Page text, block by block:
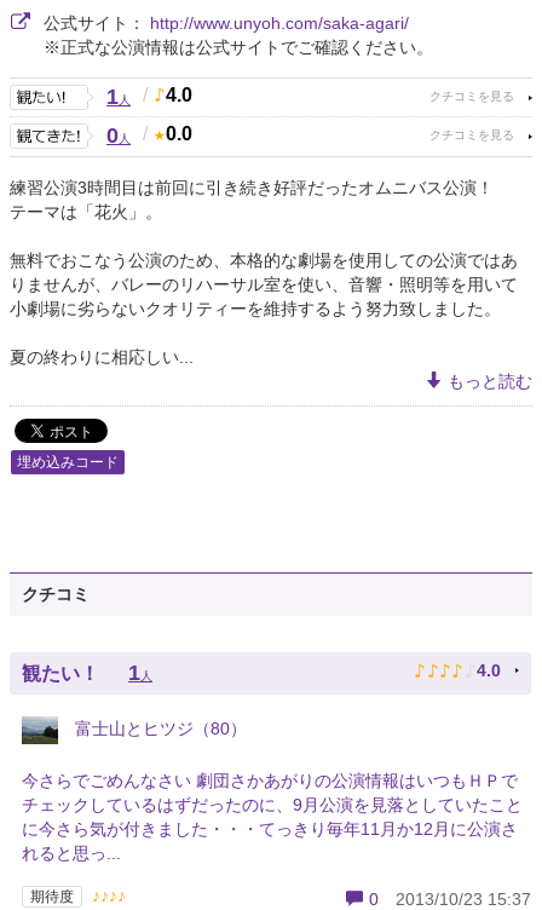
公式サイト： http://www.unyoh.com/saka-agari/
※正式な公演情報は公式サイトでご確認ください。
1人 / 4.0
0人 / 0.0
練習公演3時間目は前回に引き続き好評だったオムニバス公演！
テーマは「花火」。
無料でおこなう公演のため、本格的な劇場を使用しての公演ではあ
りませんが、バレーのリハーサル室を使い、音響・照明等を用いて
小劇場に劣らないクオリティーを維持するよう努力致しました。
夏の終わりに相応しい...
もっと読む
埋め込みコード
クチコミ
観たい！ 1人 ♪ ♪ ♪ ♪ ♪ 4.0
富士山とヒツジ（80）
今さらでごめんなさい 劇団さかあがりの公演情報はいつもＨＰで
チェックしているはずだったのに、9月公演を見落としていたこと
に今さら気が付きました・・・てっきり毎年11月か12月に公演さ
れると思っ...
期待度 ♪♪♪♪ 0 2013/10/23 15:37